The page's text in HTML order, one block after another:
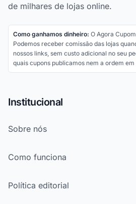
de milhares de lojas online.
Como ganhamos dinheiro: O Agora
Podemos receber comissão das lojas
nossos links, sem custo adicional no seu
quais cupons publicamos nem a ordem
Institucional
Sobre nós
Como funciona
Política editorial